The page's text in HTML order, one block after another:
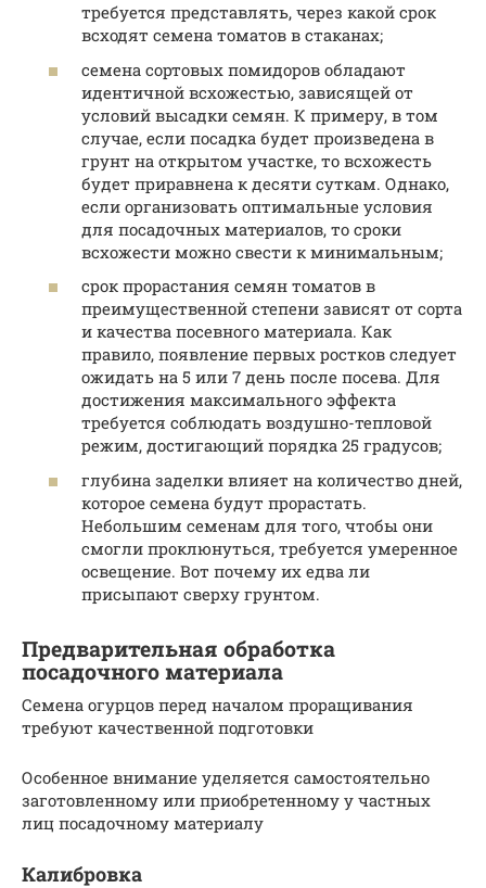
требуется представлять, через какой срок
всходят семена томатов в стаканах;
семена сортовых помидоров обладают
идентичной всхожестью, зависящей от
условий высадки семян. К примеру, в том
случае, если посадка будет произведена в
грунт на открытом участке, то всхожесть
будет приравнена к десяти суткам. Однако,
если организовать оптимальные условия
для посадочных материалов, то сроки
всхожести можно свести к минимальным;
срок прорастания семян томатов в
преимущественной степени зависят от сорта
и качества посевного материала. Как
правило, появление первых ростков следует
ожидать на 5 или 7 день после посева. Для
достижения максимального эффекта
требуется соблюдать воздушно-тепловой
режим, достигающий порядка 25 градусов;
глубина заделки влияет на количество дней,
которое семена будут прорастать.
Небольшим семенам для того, чтобы они
смогли проклюнуться, требуется умеренное
освещение. Вот почему их едва ли
присыпают сверху грунтом.
Предварительная обработка
посадочного материала
Семена огурцов перед началом проращивания
требуют качественной подготовки
Особенное внимание уделяется самостоятельно
заготовленному или приобретенному у частных
лиц посадочному материалу
Калибровка